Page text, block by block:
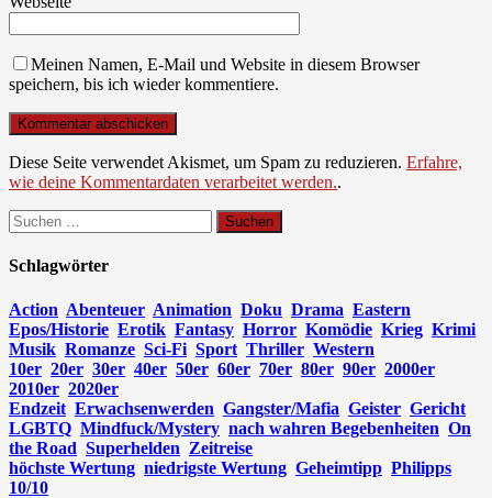
Meinen Namen, E-Mail und Website in diesem Browser
speichern, bis ich wieder kommentiere.
Diese Seite verwendet Akismet, um Spam zu reduzieren. Erfahre,
wie deine Kommentardaten verarbeitet werden..
Suchen
nach:
Schlagwörter
Action Abenteuer Animation Doku Drama Eastern
Epos/Historie Erotik Fantasy Horror Komödie Krieg Krimi
Musik Romanze Sci-Fi Sport Thriller Western
10er 20er 30er 40er 50er 60er 70er 80er 90er 2000er
2010er 2020er
Endzeit Erwachsenwerden Gangster/Mafia Geister Gericht
LGBTQ Mindfuck/Mystery nach wahren Begebenheiten On
the Road Superhelden Zeitreise
höchste Wertung niedrigste Wertung Geheimtipp Philipps
10/10